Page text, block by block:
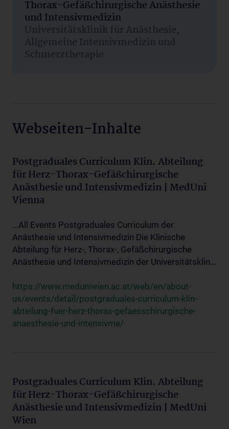
Thorax-Gefäßchirurgische Anästhesie
und Intensivmedizin
Universitätsklinik für Anästhesie,
Allgemeine Intensivmedizin und
Schmerztherapie
Webseiten-Inhalte
Postgraduales Curriculum Klin. Abteilung
für Herz-Thorax-Gefäßchirurgische
Anästhesie und Intensivmedizin | MedUni
Vienna
...All Events Postgraduales Curriculum der
Anästhesie und Intensivmedizin Die Klinische
Abteilung für Herz-, Thorax-, Gefäßchirurgische
Anästhesie und Intensivmedizin der Universitätsklin...
https://www.meduniwien.ac.at/web/en/about-
us/events/detail/postgraduales-curriculum-klin-
abteilung-fuer-herz-thorax-gefaesschirurgische-
anaesthesie-und-intensivme/
Postgraduales Curriculum Klin. Abteilung
für Herz-Thorax-Gefäßchirurgische
Anästhesie und Intensivmedizin | MedUni
Wien